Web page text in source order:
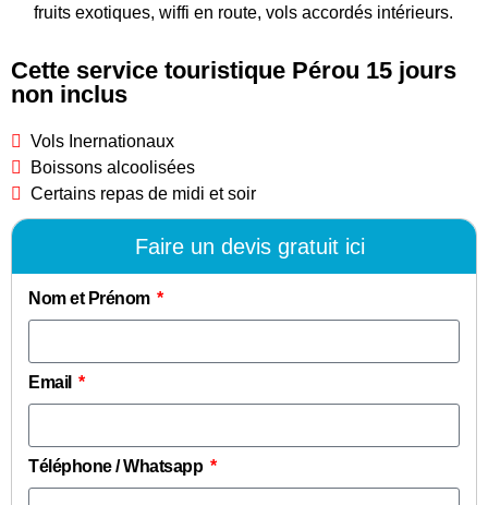
fruits exotiques, wiffi en route, vols accordés intérieurs.
Cette service touristique Pérou 15 jours
non inclus
Vols Inernationaux
Boissons alcoolisées
Certains repas de midi et soir
Faire un devis gratuit ici
Nom et Prénom
Email
Téléphone / Whatsapp